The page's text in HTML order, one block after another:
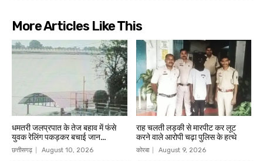
More Articles Like This
धमतरी जलप्रपात के तेज बहाव में फंसे
युवक रेलिंग पकड़कर बचाई जान…
छत्तीसगढ़ August 10, 2026
राह चलती लड़की से मारपीट कर लूट
करने वाले आरोपी चढ़ा पुलिस के हत्थे
कोरबा August 9, 2026